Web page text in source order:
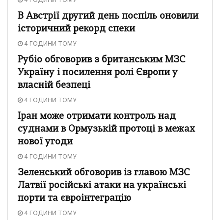
В Австрії другий день поспіль оновили
історичний рекорд спеки
4 ГОДИНИ ТОМУ
Рубіо обговорив з британським МЗС
Україну і посилення ролі Європи у
власній безпеці
4 ГОДИНИ ТОМУ
Іран може отримати контроль над
суднами в Ормузькій протоці в межах
нової угоди
4 ГОДИНИ ТОМУ
Зеленський обговорив із главою МЗС
Латвії російські атаки на українські
порти та євроінтеграцію
4 ГОДИНИ ТОМУ